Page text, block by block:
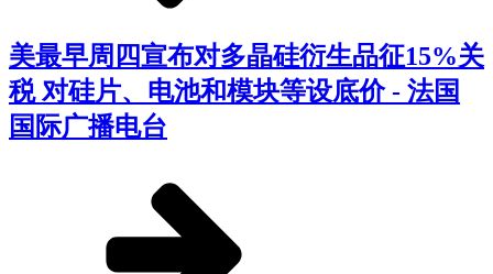
美最早周四宣布对多晶硅衍生品征15%关
税 对硅片、电池和模块等设底价 - 法国
国际广播电台